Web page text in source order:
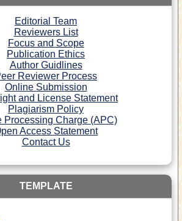
Editorial Team
Reviewers List
Focus and Scope
Publication Ethics
Author Guidlines
Reviewer Process
Online Submission
and License Statement
Plagiarism Policy
Processing Charge (APC)
Access Statement
Contact Us
TEMPLATE